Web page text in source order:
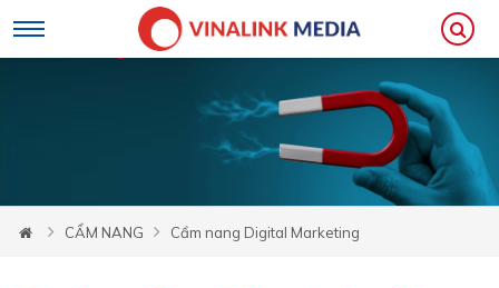
CẨM NANG Cẩm nang Digital Marketing